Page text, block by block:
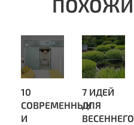
10
СОВРЕМЕННЫХ
И
7 ИДЕЙ
ДЛЯ
ВЕСЕННЕГО